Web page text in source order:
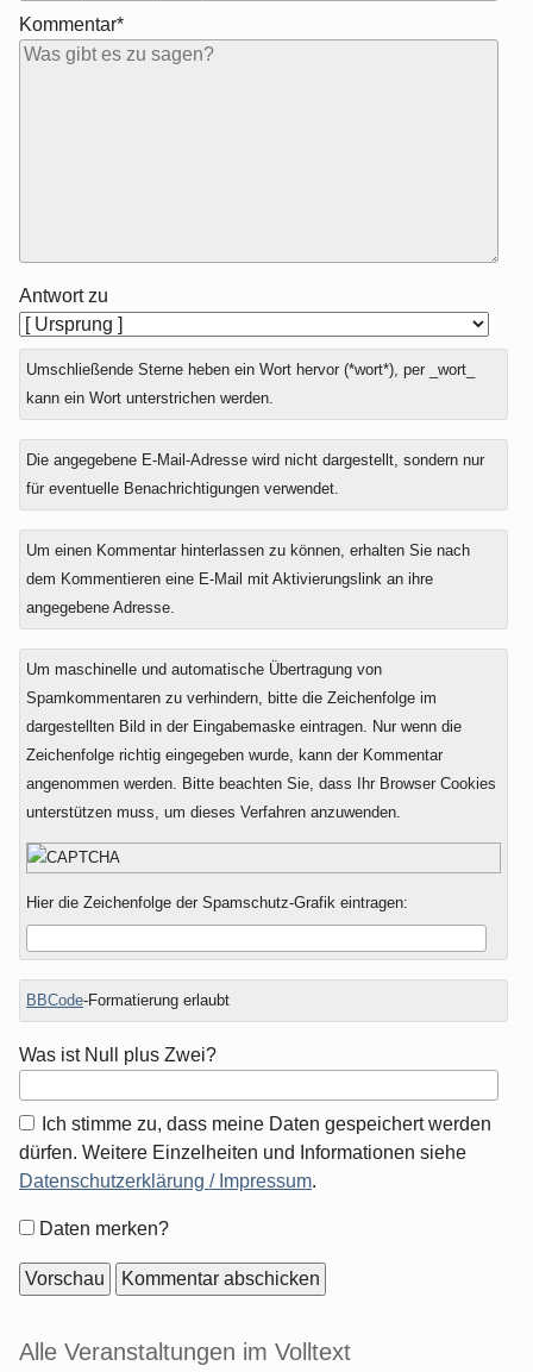
Kommentar*
Antwort zu
Umschließende Sterne heben ein Wort hervor (*wort*), per _wort_
kann ein Wort unterstrichen werden.
Die angegebene E-Mail-Adresse wird nicht dargestellt, sondern nur
für eventuelle Benachrichtigungen verwendet.
Um einen Kommentar hinterlassen zu können, erhalten Sie nach
dem Kommentieren eine E-Mail mit Aktivierungslink an ihre
angegebene Adresse.
Um maschinelle und automatische Übertragung von
Spamkommentaren zu verhindern, bitte die Zeichenfolge im
dargestellten Bild in der Eingabemaske eintragen. Nur wenn die
Zeichenfolge richtig eingegeben wurde, kann der Kommentar
angenommen werden. Bitte beachten Sie, dass Ihr Browser Cookies
unterstützen muss, um dieses Verfahren anzuwenden.
Hier die Zeichenfolge der Spamschutz-Grafik eintragen:
BBCode-Formatierung erlaubt
Was ist Null plus Zwei?
Ich stimme zu, dass meine Daten gespeichert werden
dürfen. Weitere Einzelheiten und Informationen siehe
Datenschutzerklärung / Impressum.
Formular-
Daten merken?
Seitenleiste
Alle Veranstaltungen im Volltext